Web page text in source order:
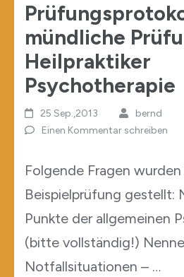
mündliche
Heilpraktiker
Psychotherapie
25 Sep.,2013
bernd
Einen Kommentar schreiben
Folgende Fragen
Beispielprüfung gestellt:
Punkte der allgemeinen
(bitte vollständig!)
Notfallsituationen – …